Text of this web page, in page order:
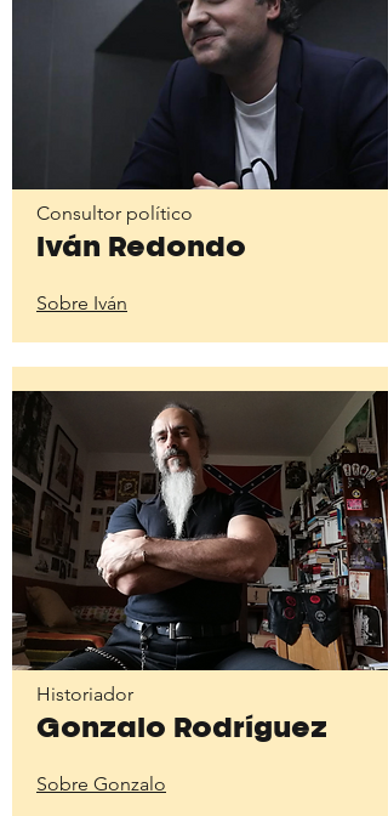
Consultor político
Iván Redondo
Sobre Iván
Historiador
Gonzalo Rodríguez
Sobre Gonzalo